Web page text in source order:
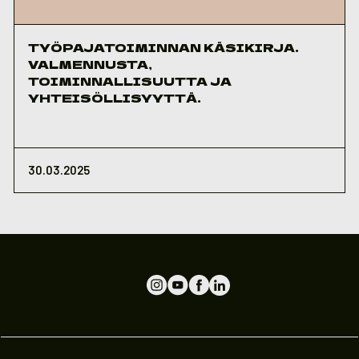
TYÖPAJATOIMINNAN KÄSIKIRJA.
VALMENNUSTA,
TOIMINNALLISUUTTA JA
YHTEISÖLLISYYTTÄ.
30.03.2025